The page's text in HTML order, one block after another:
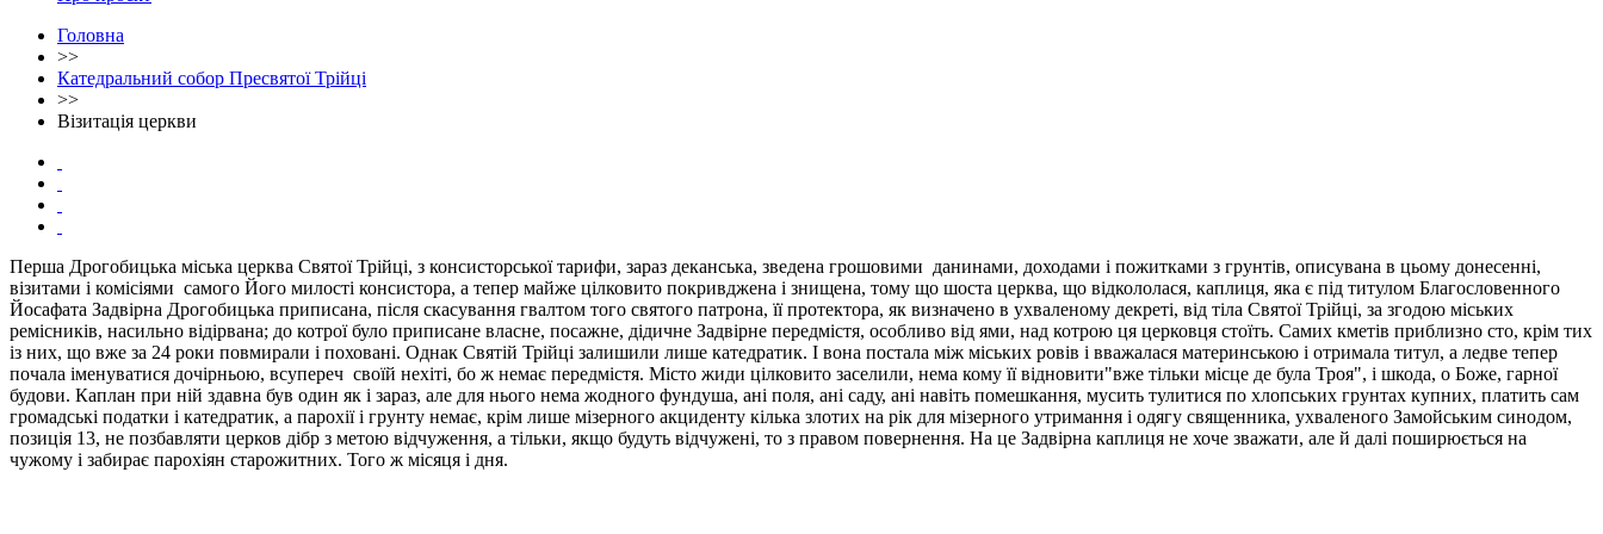
Головна
>>
Катедральний собор Пресвятої Трійці
>>
Візитація церкви
Перша Дрогобицька міська церква Святої Трійці, з консисторської тарифи, зараз деканська, зведена грошовими данинами, доходами і пожитками з грунтів, описувана в цьому донесенні,
візитами і комісіями самого Його милості консистора, а тепер майже цілковито покривджена і знищена, тому що шоста церква, що відкололася, каплиця, яка є під титулом Благословенного
Йосафата Задвірна Дрогобицька приписана, після скасування гвалтом того святого патрона, її протектора, як визначено в ухваленому декреті, від тіла Святої Трійці, за згодою міських
ремісників, насильно відірвана; до котрої було приписане власне, посажне, дідичне Задвірне передмістя, особливо від ями, над котрою ця церковця стоїть. Самих кметів приблизно сто, крім тих
із них, що вже за 24 роки повмирали і поховані. Однак Святій Трійці залишили лише катедратик. І вона постала між міських ровів і вважалася материнською і отримала титул, а ледве тепер
почала іменуватися дочірньою, всупереч своїй нехіті, бо ж немає передмістя. Місто жиди цілковито заселили, нема кому її відновити"вже тільки місце де була Троя", і шкода, о Боже, гарної
будови. Каплан при ній здавна був один як і зараз, але для нього нема жодного фундуша, ані поля, ані саду, ані навіть помешкання, мусить тулитися по хлопських грунтах купних, платить сам
громадські податки і катедратик, а парохії і грунту немає, крім лише мізерного акциденту кілька злотих на рік для мізерного утримання і одягу священника, ухваленого Замойським синодом,
позиція 13, не позбавляти церков дібр з метою відчуження, а тільки, якщо будуть відчужені, то з правом повернення. На це Задвірна каплиця не хоче зважати, але й далі поширюється на
чужому і забирає парохіян старожитних. Того ж місяця і дня.